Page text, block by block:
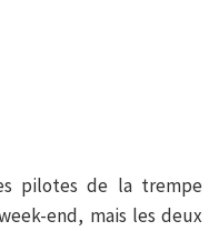
pilotes de la trempe
end, mais les deux